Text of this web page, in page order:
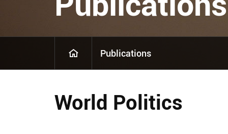
Publications
World Politics